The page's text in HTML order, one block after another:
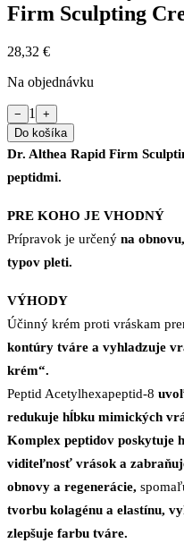
Firm Sculpting
28,32 €
Na objednávku
− 1
+
Do košíka
Dr. Althea Rapid Firm
peptidmi.
PRE KOHO JE VHODNÝ
Prípravok je určený na
typov pleti.
VÝHODY
Účinný krém proti vráskam
kontúry tváre a vyhladzuje
krém“.
Peptid Acetylhexapeptid-8
redukuje hĺbku mimických
Komplex peptidov poskytuje
viditeľnosť vrások a
obnovy a regenerácie,
tvorbu kolagénu a elastínu,
zlepšuje farbu tváre.